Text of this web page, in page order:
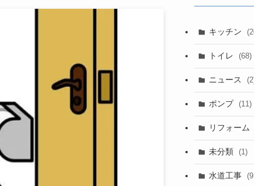
キッチン
トイレ (68)
ニュース
ポンプ (11)
リフォーム
未分類 (1)
水道工事